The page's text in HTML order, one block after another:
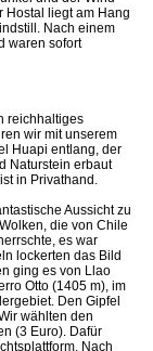
Hostal liegt am Hang
Nach einem
waren sofort
reichhaltiges
wir mit unserem
Huapi entlang, der
Naturstein erbaut
in Privathand.
Aussicht zu
die von Chile
es war
lockerten das Bild
ging es von Llao
Otto (1405 m), im
Den Gipfel
wählten den
(3 Euro). Dafür
Nach